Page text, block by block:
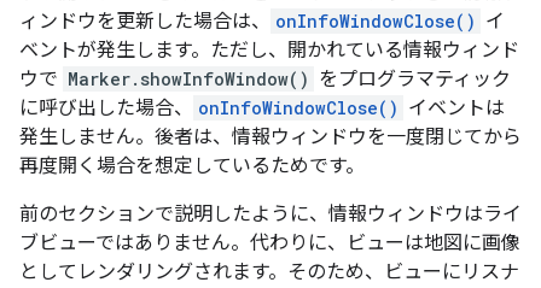
ィンドウを更新した場合は、
onInfoWindowClose() イ
ベントが発生します。ただし、開かれている情報ウィンド
ウで Marker.showInfoWindow() をプログラマティック
に呼び出した場合、
onInfoWindowClose() イベントは
発生しません。後者は、情報ウィンドウを一度閉じてから
再度開く場合を想定しているためです。
前のセクションで説明したように、情報ウィンドウはライ
ブビューではありません。代わりに、ビューは地図に画像
としてレンダリングされます。そのため、ビューにリスナ